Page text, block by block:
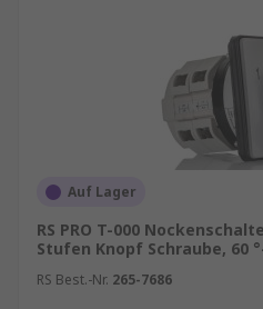
Auf Lager
RS PRO T-000
Stufen Knopf Schraube, 60
RS Best.-Nr. 265-7686